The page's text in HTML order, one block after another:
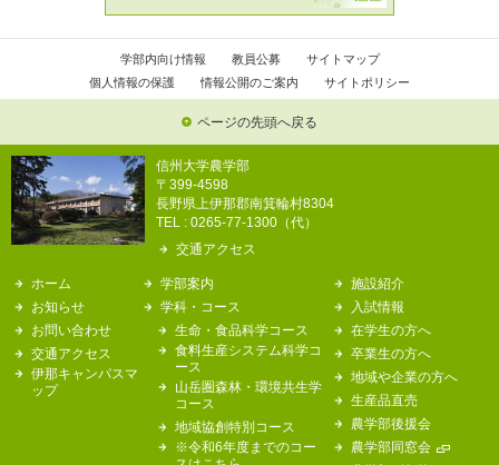
学部内向け情報 教員公募
サイトマップ
個人情報の保護
情報公開のご案内 サイトポリシー
ページの先頭へ戻る
信州大学農学部
〒399-4598
長野県上伊那郡南箕輪村8304
TEL : 0265-77-1300（代）
交通アクセス
ホーム
お知らせ
お問い合わせ
交通アクセス
伊那キャンパスマ
ップ
学部案内
学科・コース
生命・食品科学コース
食料生産システム科学コ
ース
山岳圏森林・環境共生学
コース
地域協創特別コース
※令和6年度までのコー
施設紹介
入試情報
在学生の方へ
卒業生の方へ
地域や企業の方へ
生産品直売
農学部後援会
農学部同窓会